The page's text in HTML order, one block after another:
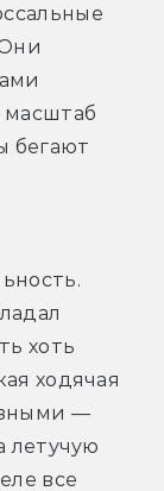
масштаб
бегают
хоть
ходячая
—
летучую
все